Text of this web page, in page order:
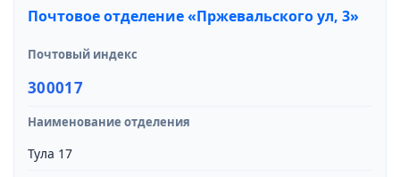
Почтовое отделение «Пржевальского ул, 3»
Почтовый индекс
300017
Наименование отделения
Тула 17